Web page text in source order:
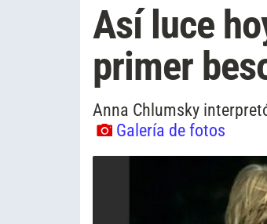
Así luce
primer
Anna Chlumsky
Galería de fotos